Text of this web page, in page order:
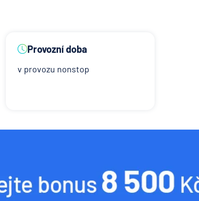
Provozní doba
v provozu nonstop